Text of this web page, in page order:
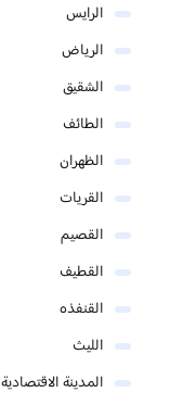
الرايس
الرياض
الشقيق
الطائف
الظهران
القريات
القصيم
القطيف
القنفذه
الليث
المدينة الاقتصادية